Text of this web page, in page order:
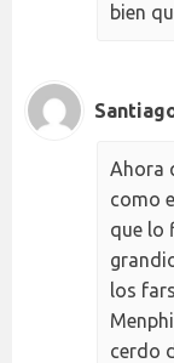
bien
Ahora
como
que lo
los
cerdo